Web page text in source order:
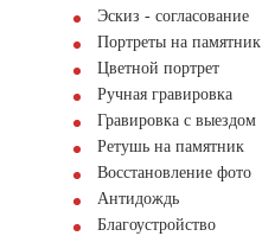
Эскиз - согласование
Портреты на памятник
Цветной портрет
Ручная гравировка
Гравировка с выездом
Ретушь на памятник
Восстановление фото
Антидождь
Благоустройство